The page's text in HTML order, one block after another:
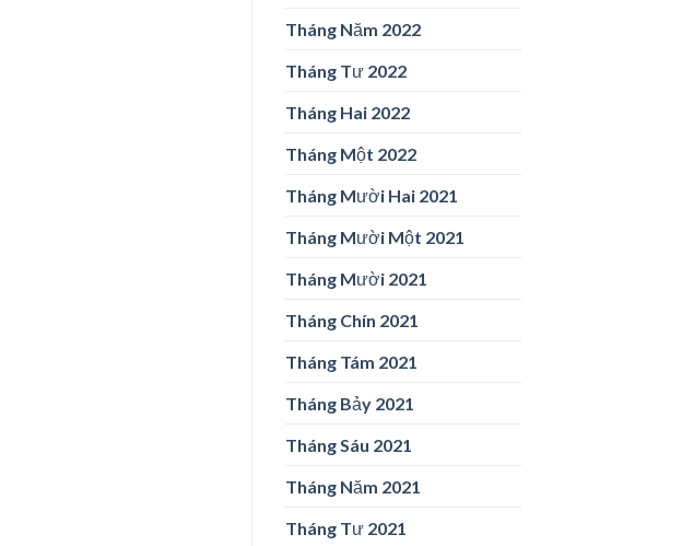
Tháng Năm 2022
Tháng Tư 2022
Tháng Hai 2022
Tháng Một 2022
Tháng Mười Hai 2021
Tháng Mười Một 2021
Tháng Mười 2021
Tháng Chín 2021
Tháng Tám 2021
Tháng Bảy 2021
Tháng Sáu 2021
Tháng Năm 2021
Tháng Tư 2021